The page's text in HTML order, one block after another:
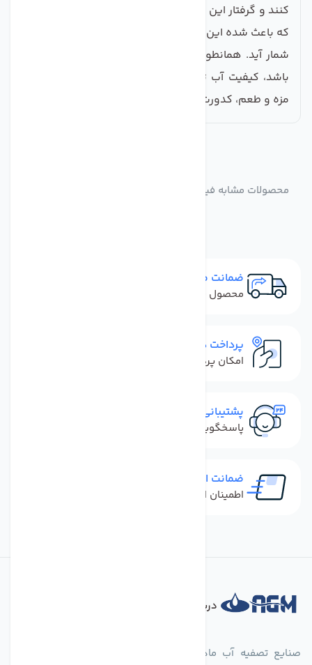
کنند و گرفتار این فیلتر شوند. همین دقت این فیلتر است
که باعث شده این فیلتر آب جزو فیلترهای مطلوب و برتر به
شمار آید. همانطور که می دانید هر چه دقت آن قوی تر
باشد، کیفیت آب تصفیه شده بهتر است و دیگر آب، بو،
مزه و طعم، کدورت و رنگ بد قبلی خود را نخواهد داشت.
ضمانت مرجوعی
محصول نباید آسیب دیده باشد
پرداخت در محل
امکان پرداخت کل فاکتور در محل
پشتیبانی سریع
پاسخگویی سریع به تماس‌ها و پیام‌ها
ضمانت اصل بودن کالا
اطمینان از خرید کالای اورجینال
درباره فروشگاه